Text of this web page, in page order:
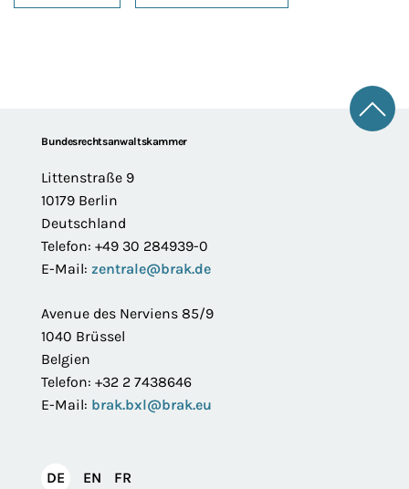
FooterBundesrechtsanwaltskammer
Littenstraße 9
10179 Berlin
Deutschland
Telefon: +49 30 284939-0
E-Mail: zentrale@brak.de
Avenue des Nerviens 85/9
1040 Brüssel
Belgien
Telefon: +32 2 7438646
E-Mail: brak.bxl@brak.eu
DEDeutsch
EN English
FR